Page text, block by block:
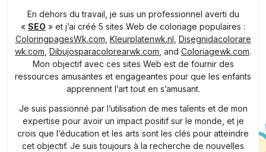
En dehors du travail, je suis un professionnel averti du
« SEO » et j’ai créé 5 sites Web de coloriage populaires :
ColoringpagesWk.com Kleurplatenwk.nl Disegnidacolorare
wk.com Dibujosparacolorearwk.com , and Coloriagewk.com.
Mon objectif avec ces sites Web est de fournir des
ressources amusantes et engageantes pour que les enfants
apprennent l’art tout en s’amusant.
Je suis passionné par l’utilisation de mes talents et de mon
expertise pour avoir un impact positif sur le monde, et je
crois que l’éducation et les arts sont les clés pour atteindre
cet objectif. Je suis toujours à la recherche de nouvelles